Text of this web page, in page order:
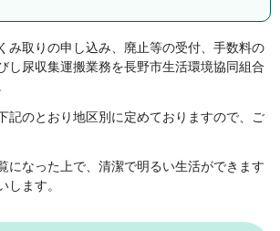
み取りの申し込み、廃止等の受付、手数料の
し尿収集運搬業務を長野市生活環境協同組合
記のとおり地区別に定めておりますので、ご
になった上で、清潔で明るい生活ができます
します。